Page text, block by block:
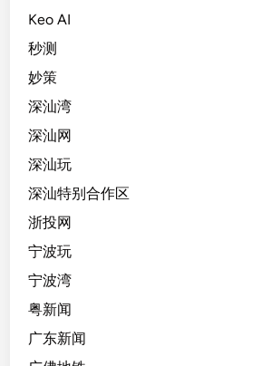
Keo AI
秒测
妙策
深汕湾
深汕网
深汕玩
深汕特别合作区
浙投网
宁波玩
宁波湾
粤新闻
广东新闻